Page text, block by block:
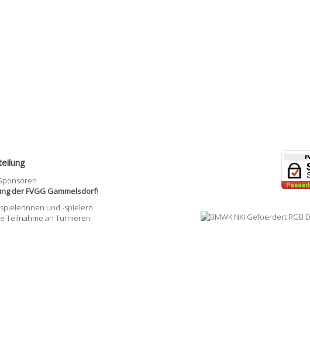
der FVGG Gammelsdorf!
und -spielern
Teilnahme an Turnieren